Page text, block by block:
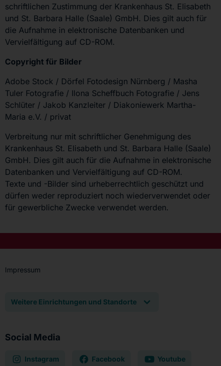
schriftlichen Zustimmung der Krankenhaus St. Elisabeth
und St. Barbara Halle (Saale) GmbH. Dies gilt auch für
die Aufnahme in elektronische Datenbanken und
Vervielfältigung auf CD-ROM.
Copyright für Bilder
Adobe Stock / Dörfel Fotodesign Nürnberg / Masha
Tuler Fotografie / Ilona Scheffbuch Fotografie / Jens
Schlüter / Jakob Kanzleiter / Diakoniewerk Martha-
Maria e.V. / privat
Verbreitung nur mit schriftlicher Genehmigung des
Krankenhaus St. Elisabeth und St. Barbara Halle (Saale)
GmbH. Dies gilt auch für die Aufnahme in elektronische
Datenbanken und Vervielfältigung auf CD-ROM.
Texte und -Bilder sind urheberrechtlich geschützt und
dürfen weder reproduziert noch wiederverwendet oder
für gewerbliche Zwecke verwendet werden.
Impressum
Weitere Einrichtungen und Standorte
Social Media
Instagram Facebook Youtube